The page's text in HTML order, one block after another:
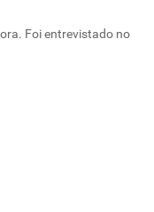
Foi entrevistado no